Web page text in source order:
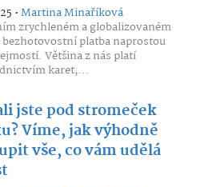
•Martina Minaříková
zrychleném a globalizovaném
bezhotovostní platba naprostou
Většina z nás platí
karet,...
jste pod stromeček
Víme, jak výhodně
vše, co vám udělá